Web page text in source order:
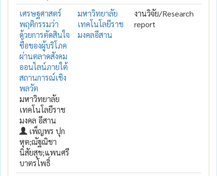
เศรษฐศาสตร์
พฤติกรรมว่า
ด้วยการตัดสินใจ
ซื้อของผู้บริโภค
ผ่านตลาดสังคม
ออนไลน์ภายใต้
สถานการณ์เชิง
พลวัต
มหาวิทยาลัย
เทคโนโลยีราช
มงคล อีสาน
เพ็ญพร ปุก
หุต;ณัฐณิชา
นิสัยสุข;แพนศรี
บาตรโพธิ์
มหาวิทยาลัย
เทคโนโลยีราช
มงคลอีสาน
งานวิจัย/Research
report